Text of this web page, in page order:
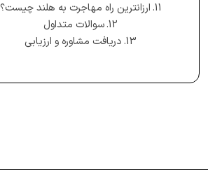
ارزانترین راه مهاجرت به هلند چیست؟
سوالات متداول
دریافت مشاوره و ارزیابی